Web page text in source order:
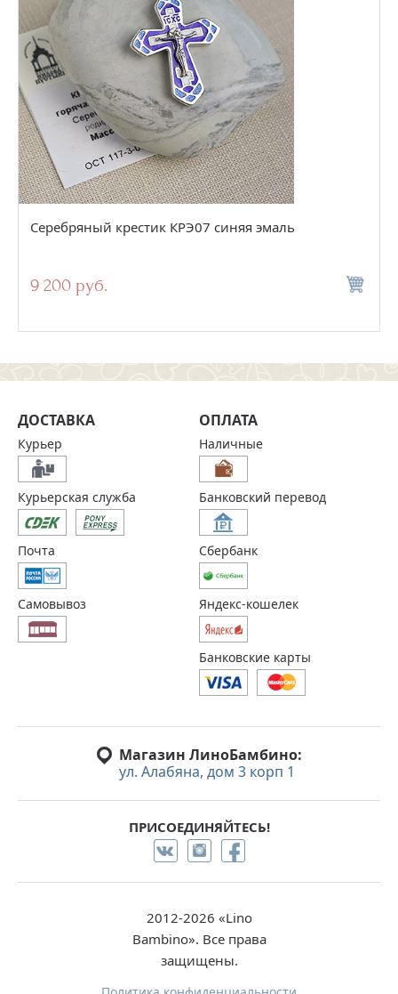
Серебряный крестик КРЭ07 синяя эмаль
9 200 руб.
Магазин ЛиноБамбино:
ул. Алабяна, дом 3 корп 1
ПРИСОЕДИНЯЙТЕСЬ!
ДОСТАВКА
Курьер
Курьерская служба
Почта
Самовывоз
ОПЛАТА
Наличные
Банковский перевод
Сбербанк
Яндекс-кошелек
Банковские карты
2012-2026 «Lino
Bambino». Все права
защищены.